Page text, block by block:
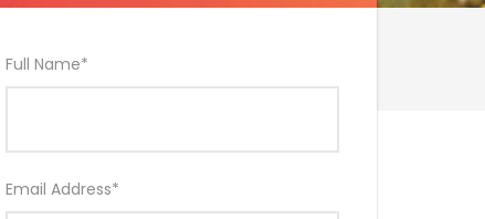
Full Name*
Email Address*